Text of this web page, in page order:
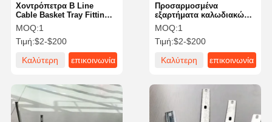
Προσαρμοσμένα
εξαρτήματα καλωδιακών
καλαθιών ρυθμιζόμενες
πλευρικές ράγες
MOQ:1
Τιμή:$2-$200
Καλύτερη
επικοινωνία
Χοντρόπετρα B Line
Cable Basket Tray Fittings
OEM
MOQ:1
Τιμή:$2-$200
Καλύτερη
επικοινωνία